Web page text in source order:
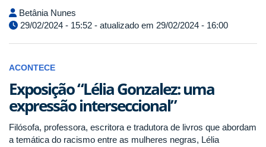
Betânia Nunes
29/02/2024 - 15:52 - atualizado em 29/02/2024 - 16:00
ACONTECE
Exposição “Lélia Gonzalez: uma
expressão interseccional”
Filósofa, professora, escritora e tradutora de livros que abordam
a temática do racismo entre as mulheres negras, Lélia